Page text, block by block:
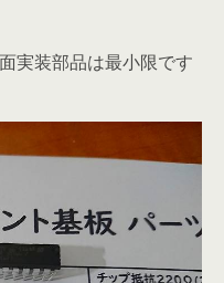
実装部品は最小限です